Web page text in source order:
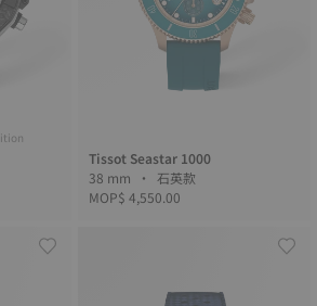
Tissot Seastar 1000
38 mm • 石英款
MOP$ 4,550.00